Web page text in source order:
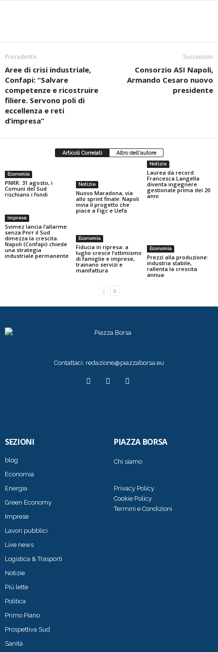
Precedente
Aree di crisi industriale,
Confapi: “Salvare
competenze e ricostruire
filiere. Servono poli di
eccellenza e reti
d’impresa”
Successivo
Consorzio ASI Napoli,
Armando Cesaro nuovo
presidente
Articoli Correlati Altro dell'autore
Economia
PNRR: 31 agosto, i
Comuni del Sud
rischiano i fondi
Notizie
Nuovo Maradona, via
allo sprint finale: Napoli
invia il progetto che
piace a Figc e Uefa
Notizie
Laurea da record:
Francesca Langella
diventa ingegnere
gestionale prima dei 20
anni
Imprese
Svimez lancia l’allarme:
senza Pnrr il Sud
dimezza la crescita.
Napoli (Confapi) chiede
una strategia
industriale permanente
Economia
Fiducia in ripresa: a
luglio cresce l’ottimismo
di famiglie e imprese,
trainano servizi e
manifattura
Economia
Prezzi alla produzione:
industria stabile,
rallenta la crescita
annua
Contattaci: redazione@piazzaborsa.eu
SEZIONI
blog
Economia
Energia
Green Economy
Imprese
Lavori pubblici
Live news
Logistica & Trasporti
Notizie
Più lette
Politica
Primo Piano
Prospettiva Sud
Sanità
PIAZZA BORSA
Chi siamo
Privacy Policy
Cookie Policy
Termini e Condizioni